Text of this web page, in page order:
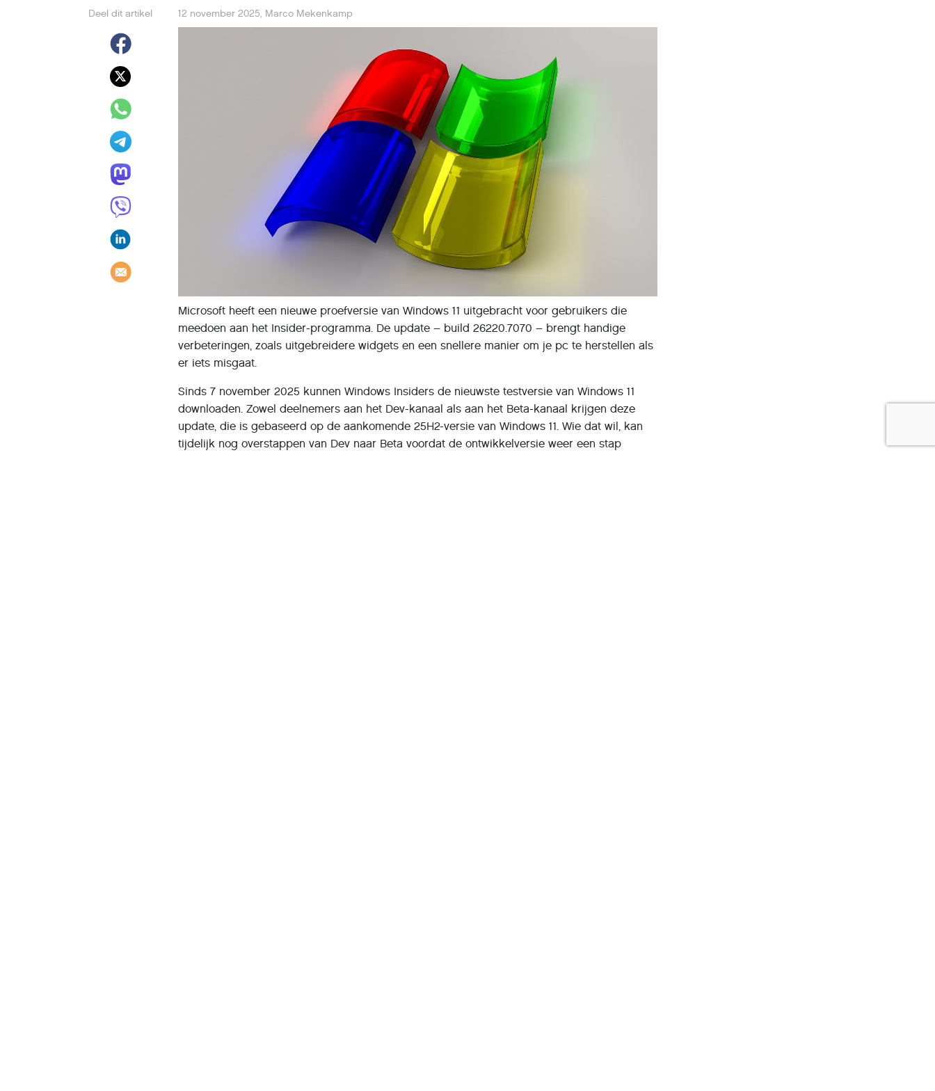
Deel dit artikel 12 november 2025, Marco Mekenkamp
Microsoft heeft een nieuwe proefversie van Windows 11 uitgebracht voor gebruikers die
meedoen aan het Insider-programma. De update – build 26220.7070 – brengt handige
verbeteringen, zoals uitgebreidere widgets en een snellere manier om je pc te herstellen als
er iets misgaat.
Sinds 7 november 2025 kunnen Windows Insiders de nieuwste testversie van Windows 11
downloaden. Zowel deelnemers aan het Dev-kanaal als aan het Beta-kanaal krijgen deze
update, die is gebaseerd op de aankomende 25H2-versie van Windows 11. Wie dat wil, kan
tijdelijk nog overstappen van Dev naar Beta voordat de ontwikkelversie weer een stap